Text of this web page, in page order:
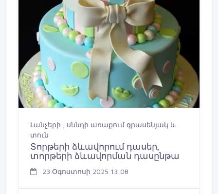
Լանչերի , սննդի առաքում գրասենյակ և
տուն
Տորթերի ձևավորում դասեր,
տորթերի ձևավորման դասընթա
23 Օգոստոսի 2025 13:08